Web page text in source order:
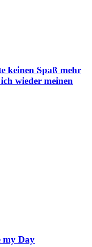
keinen Spaß mehr
wieder meinen
my Day